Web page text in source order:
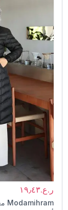
ر.ع.١٩٫٤٣
Modamihram